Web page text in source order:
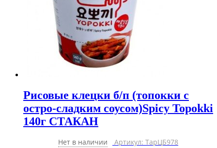
Рисовые клецки б/п (топокки с
остро-сладким соусом)Spicy Topokki
140г СТАКАН
Нет в наличии Артикул: ТарЦБ978